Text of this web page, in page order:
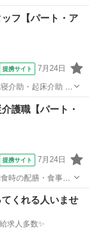
フ【パート・ア
提携サイト 7月24日
介助・起床介助 ・
ＰＣ操作） ・レク
その他） ・清掃、
護職【パート・
提携サイト 7月24日
時の配膳・食事介
活支援全般を担
成も行います。 空
くれる人いませ
高時給求人多数✨